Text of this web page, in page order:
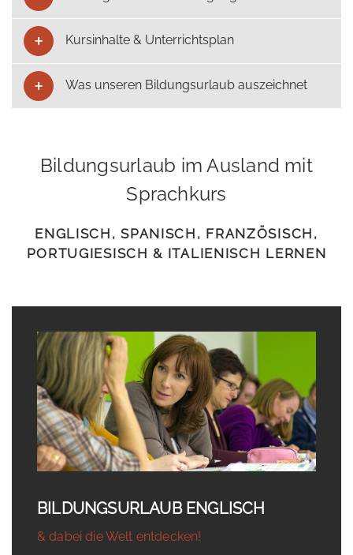
Kursinhalte & Unterrichtsplan
Was unseren Bildungsurlaub auszeichnet
Bildungsurlaub im Ausland mit
Sprachkurs
ENGLISCH, SPANISCH, FRANZÖSISCH,
PORTUGIESISCH & ITALIENISCH LERNEN
BILDUNGSURLAUB ENGLISCH
& dabei die Welt entdecken!